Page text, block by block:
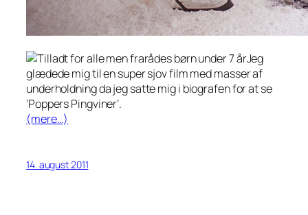
Jeg
glædede mig til en super sjov film med masser af
underholdning da jeg satte mig i biografen for at se
‘Poppers Pingviner’.
(mere…)
14. august 2011